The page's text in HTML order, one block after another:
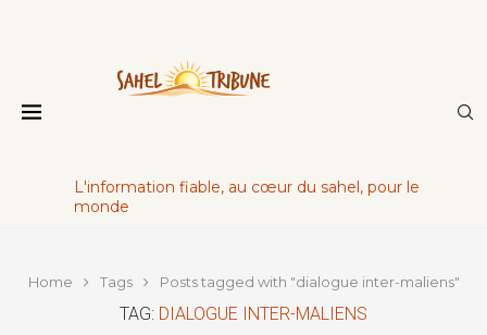
L'information fiable, au cœur du sahel, pour le
monde
Home Tags Posts tagged with "dialogue inter-maliens"
TAG: DIALOGUE INTER-MALIENS